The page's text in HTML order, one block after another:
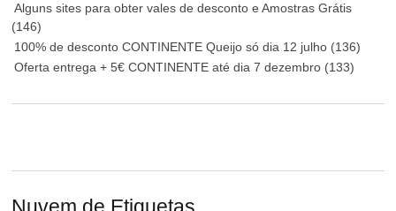
Alguns sites para obter vales de desconto e Amostras Grátis
(146)
100% de desconto CONTINENTE Queijo só dia 12 julho (136)
Oferta entrega + 5€ CONTINENTE até dia 7 dezembro (133)